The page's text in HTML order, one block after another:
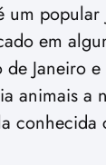
um
em
Janeiro
animais a
conhecida